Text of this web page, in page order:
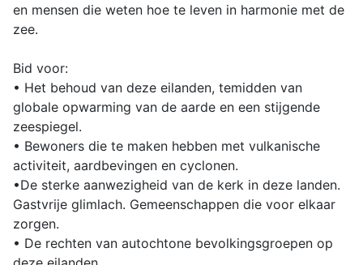
en mensen die weten hoe te leven in harmonie met de
zee.
Bid voor:
• Het behoud van deze eilanden, temidden van
globale opwarming van de aarde en een stijgende
zeespiegel.
• Bewoners die te maken hebben met vulkanische
activiteit, aardbevingen en cyclonen.
•De sterke aanwezigheid van de kerk in deze landen.
Gastvrije glimlach. Gemeenschappen die voor elkaar
zorgen.
• De rechten van autochtone bevolkingsgroepen op